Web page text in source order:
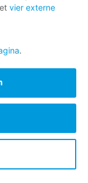
en
vier externe
.